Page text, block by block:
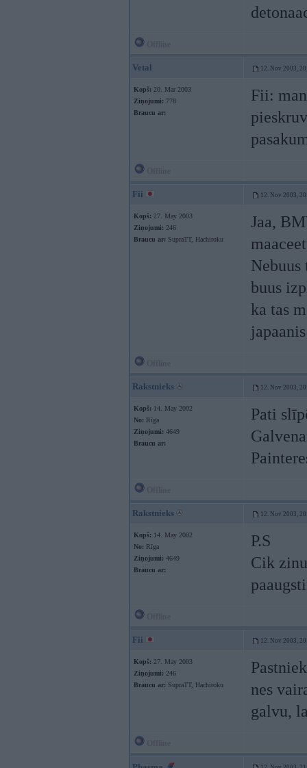
Vetal 12. Nov 2003,
Kopš: 20. Mar 2003
Ziņojumi: 778
Braucu ar:
Fii:
Fii 12. Nov 2003,
Kopš: 27. May 2003
Ziņojumi: 246
Braucu ar: SupraTT, Hachiroku
Jaa,
buus
ka tas
Rakstnieks 12. Nov 2003,
Kopš: 14. May 2002
No: Rīga
Ziņojumi: 4649
Braucu ar:
Pati
Rakstnieks 12. Nov 2003,
Kopš: 14. May 2002
No: Rīga
Ziņojumi: 4649
Braucu ar:
P.S
Cik
Fii 12. Nov 2003,
Kopš: 27. May 2003
Ziņojumi: 246
Braucu ar: SupraTT, Hachiroku
nes
galvu,